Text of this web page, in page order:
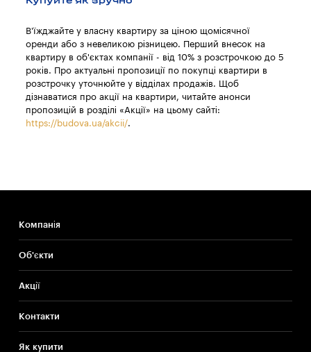
В'їжджайте у власну квартиру за ціною щомісячної
оренди або з невеликою різницею. Перший внесок на
квартиру в об'єктах компанії - від 10% з розстрочкою до 5
років. Про актуальні пропозиції по покупці квартири в
розстрочку уточнюйте у відділах продажів. Щоб
дізнаватися про акції на квартири, читайте анонси
пропозицій в розділі «Акції» на цьому сайті:
https://budova.ua/akcii/.
Компанія
Об'єкти
Акції
Контакти
Як купити